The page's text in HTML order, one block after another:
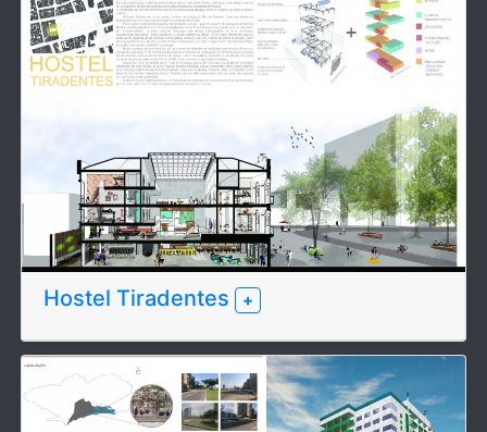
Hostel Tiradentes +